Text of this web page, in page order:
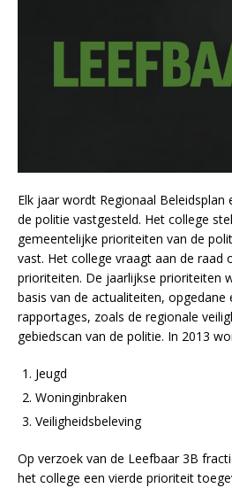
Elk jaar wordt Regionaal Beleidsplan
de politie vastgesteld. Het college
gemeentelijke prioriteiten van de
vast. Het college vraagt aan de raad
prioriteiten. De jaarlijkse prioriteiten
basis van de actualiteiten, opgedane
rapportages, zoals de regionale
gebiedscan van de politie. In 2013
Jeugd
Woninginbraken
Veiligheidsbeleving
Op verzoek van de Leefbaar 3B
het college een vierde prioriteit